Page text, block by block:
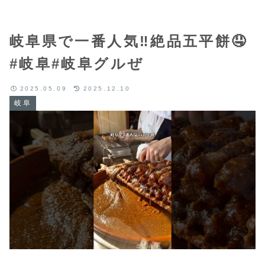
岐阜県で一番人気‼️絶品五平餅🤤
#岐阜#岐阜グルぜ
岐阜
2025.05.09 2025.12.10